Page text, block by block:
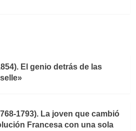
El genio detrás de las
1793). La joven que cambió
Francesa con una sola